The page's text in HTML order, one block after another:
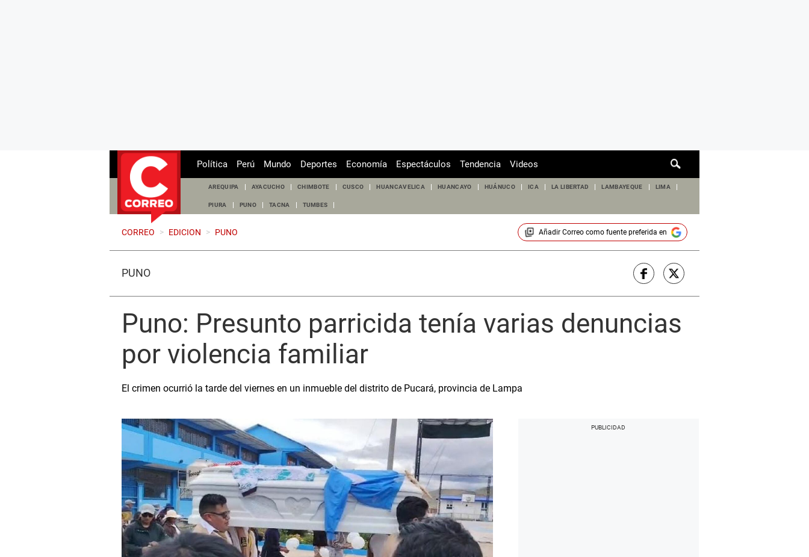
de
Política Perú Mundo Deportes Economía Espectáculos Tendencia Videos
AREQUIPA AYACUCHO CHIMBOTE CUSCO HUANCAVELICA HUANCAYO HUÁNUCO ICA LA LIBERTAD LAMBAYEQUE LIMA
PIURA PUNO TACNA TUMBES
CORREO > EDICION > PUNO Añadir Correocomo fuente preferida en
PUNO
Puno: Presunto parricida tenía varias denuncias
por violencia familiar
El crimen ocurrió la tarde del viernes en un inmueble del distrito de Pucará, provincia de Lampa